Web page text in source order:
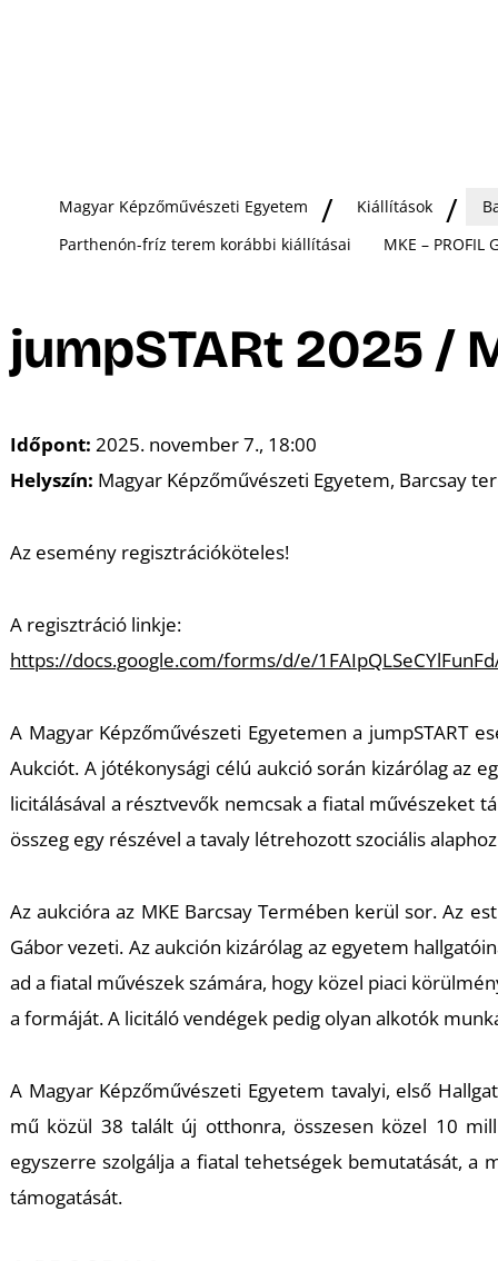
Magyar Képzőművészeti Egyetem Kiállítások
Parthenón-fríz terem korábbi kiállításai
MKE –
jumpSTARt 2025 /
Időpont: 2025. november 7., 18:00
Helyszín: Magyar Képzőművészeti Egyetem, Barcsay
Az esemény regisztrációköteles!
A regisztráció linkje:
https://docs.google.com/forms/d/e/
A Magyar Képzőművészeti Egyetemen a jumpSTART
Aukciót. A jótékonysági célú aukció során kizárólag az
licitálásával a résztvevők nemcsak a fiatal
összeg egy részével a tavaly létrehozott szociális
Az aukcióra az MKE Barcsay Termében kerül sor. Az
Gábor vezeti. Az aukción kizárólag az egyetem
ad a fiatal művészek számára, hogy közel piaci
a formáját. A licitáló vendégek pedig olyan alkotók
A Magyar Képzőművészeti Egyetem tavalyi, első
mű közül 38 talált új otthonra, összesen közel 10
egyszerre szolgálja a fiatal tehetségek bemutatását, a
támogatását.